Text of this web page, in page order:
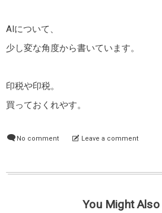
AIについて、
少し変な角度から書いています。
印税や印税。
買っておくれやす。
No comment Leave a comment
You Might Also